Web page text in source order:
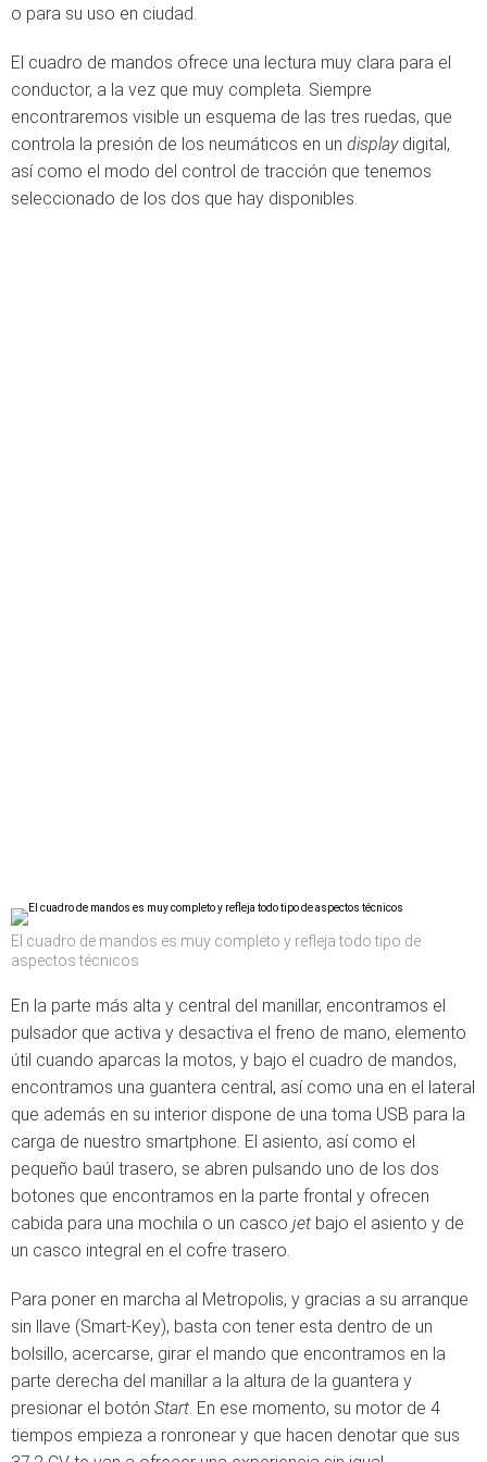
o para su uso en ciudad.
El cuadro de mandos ofrece una lectura muy clara para el
conductor, a la vez que muy completa. Siempre
encontraremos visible un esquema de las tres ruedas, que
controla la presión de los neumáticos en un displaydigital,
así como el modo del control de tracción que tenemos
seleccionado de los dos que hay disponibles.
El cuadro de mandos es muy completo y refleja todo tipo de
aspectos técnicos
En la parte más alta y central del manillar, encontramos el
pulsador que activa y desactiva el freno de mano, elemento
útil cuando aparcas la motos, y bajo el cuadro de mandos,
encontramos una guantera central, así como una en el lateral
que además en su interior dispone de una toma USB para la
carga de nuestro smartphone. El asiento, así como el
pequeño baúl trasero, se abren pulsando uno de los dos
botones que encontramos en la parte frontal y ofrecen
cabida para una mochila o un casco jet bajo el asiento y de
un casco integral en el cofre trasero.
Para poner en marcha al Metropolis, y gracias a su arranque
sin llave (Smart-Key), basta con tener esta dentro de un
bolsillo, acercarse, girar el mando que encontramos en la
parte derecha del manillar a la altura de la guantera y
presionar el botón Start. En ese momento, su motor de 4
tiempos empieza a ronronear y que hacen denotar que sus